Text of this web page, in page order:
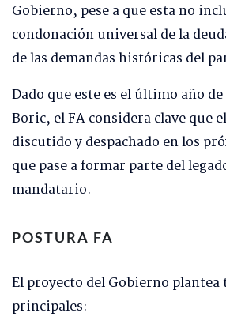
Gobierno, pese a que esta no
condonación universal de la
de las demandas históricas del
Dado que este es el último año
Boric, el FA considera clave que
discutido y despachado en los
que pase a formar parte del
mandatario.
POSTURA FA
El proyecto del Gobierno
principales: